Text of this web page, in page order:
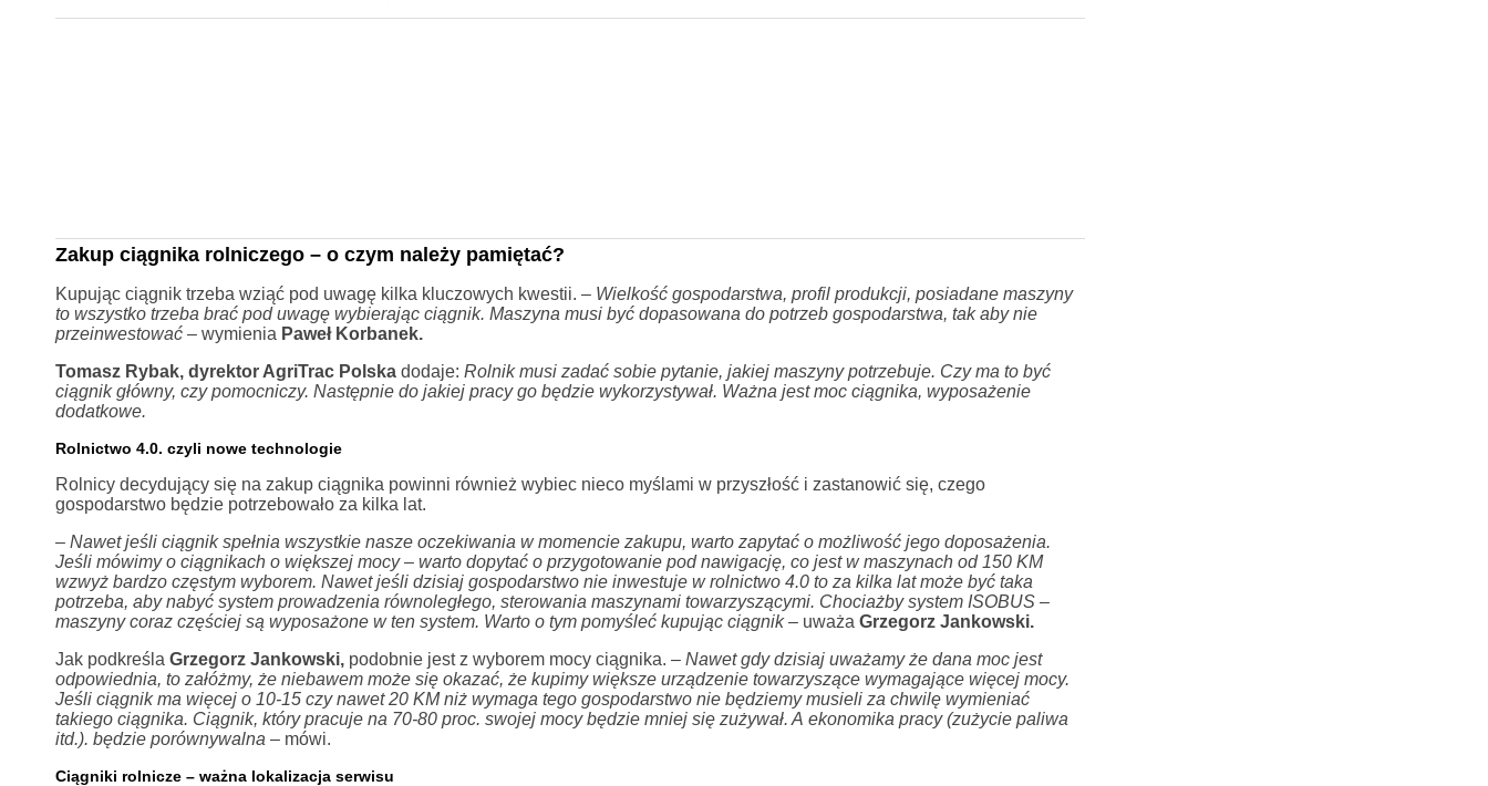
Zakup ciągnika rolniczego – o czym należy pamiętać?
Kupując ciągnik trzeba wziąć pod uwagę kilka kluczowych kwestii. – Wielkość gospodarstwa, profil produkcji, posiadane maszyny
to wszystko trzeba brać pod uwagę wybierając ciągnik. Maszyna musi być dopasowana do potrzeb gospodarstwa, tak aby nie
przeinwestować– wymienia Paweł Korbanek.
Tomasz Rybak, dyrektor AgriTrac Polskadodaje: Rolnik musi zadać sobie pytanie, jakiej maszyny potrzebuje. Czy ma to być
ciągnik główny, czy pomocniczy. Następnie do jakiej pracy go będzie wykorzystywał. Ważna jest moc ciągnika, wyposażenie
dodatkowe.
Rolnictwo 4.0. czyli nowe technologie
Rolnicy decydujący się na zakup ciągnika powinni również wybiec nieco myślami w przyszłość i zastanowić się, czego
gospodarstwo będzie potrzebowało za kilka lat.
– Nawet jeśli ciągnik spełnia wszystkie nasze oczekiwania w momencie zakupu, warto zapytać o możliwość jego doposażenia.
Jeśli mówimy o ciągnikach o większej mocy– warto dopytać o przygotowanie pod nawigację, co jest w maszynach od 150 KM
wzwyż bardzo częstym wyborem. Nawet jeśli dzisiaj gospodarstwo nie inwestuje w rolnictwo 4.0 to za kilka lat może być taka
potrzeba, aby nabyć system prowadzenia równoległego, sterowania maszynami towarzyszącymi. Chociażby system ISOBUS–
maszyny coraz częściej są wyposażone w ten system. Warto o tym pomyśleć kupując ciągnik– uważa Grzegorz Jankowski.
Jak podkreśla Grzegorz Jankowski,podobnie jest z wyborem mocy ciągnika. – Nawet gdy dzisiaj uważamy że dana moc jest
odpowiednia, to załóżmy, że niebawem może się okazać, że kupimy większe urządzenie towarzyszące wymagające więcej mocy.
Jeśli ciągnik ma więcej o 10-15 czy nawet 20 KM niż wymaga tego gospodarstwo nie będziemy musieli za chwilę wymieniać
takiego ciągnika. Ciągnik, który pracuje na 70-80 proc. swojej mocy będzie mniej się zużywał. A ekonomika pracy (zużycie paliwa
itd.). będzie porównywalna – mówi.
Ciągniki rolnicze – ważna lokalizacja serwisu